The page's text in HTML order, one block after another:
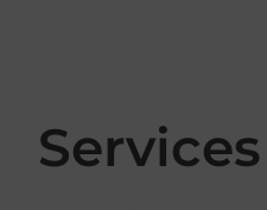
Services